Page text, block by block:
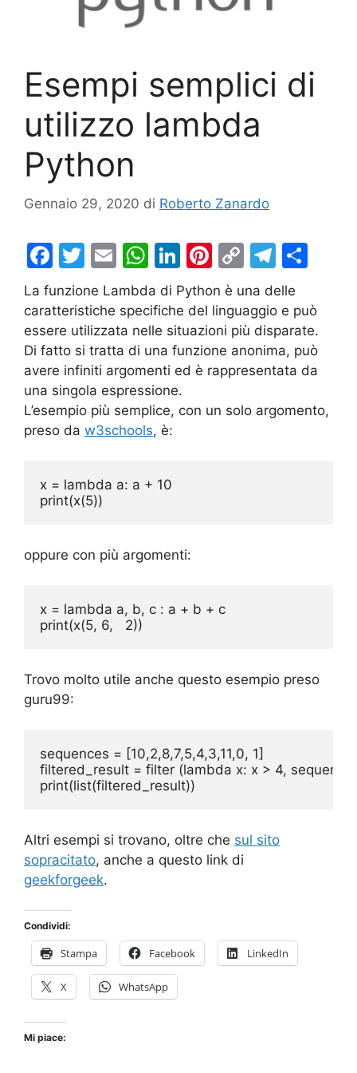
Esempi semplici di
utilizzo lambda
Python
Gennaio 29, 2020 di Roberto Zanardo
F
a
c
e
b
o
o
k
T
w
itt
er
E
m
ai
l
W
h
at
s
A
p
p
Li
n
k
e
dI
n
Pi
nt
er
e
st
C
o
p
y
Li
n
k
T
el
e
gr
a
m
n
di
vi
di
La funzione Lambda di Python è una delle
caratteristiche specifiche del linguaggio e può
essere utilizzata nelle situazioni più disparate.
Di fatto si tratta di una funzione anonima, può
avere infiniti argomenti ed è rappresentata da
una singola espressione.
L’esempio più semplice, con un solo argomento,
preso da w3schools, è:
x = lambda a: a + 10
print(x(5))
oppure con più argomenti:
x = lambda
print(x(5, 6, 2))
Trovo molto utile anche questo esempio preso
guru99:
sequences = [10,2,8,7,5,4,3,11,0, 1]
filtered_result = filter (lambda x: x > 4,
Altri esempi si trovano, oltre che sul sito
sopracitato, anche a questo link di
geekforgeek.
Condividi:
Stampa Facebook LinkedIn
X WhatsApp
Mi piace: